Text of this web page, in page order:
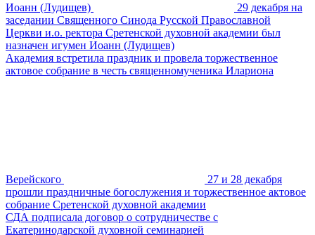
Иоанн (Лудищев)
29 декабря на
заседании Священного Синода Русской Православной
Церкви и.о. ректора Сретенской духовной академии был
назначен игумен Иоанн (Лудищев)
Академия встретила праздник и провела торжественное
актовое собрание в честь священномученика Илариона
Верейского
27 и 28 декабря
прошли праздничные богослужения и торжественное актовое
собрание Сретенской духовной академии
СДА подписала договор о сотрудничестве с
Екатеринодарской духовной семинарией